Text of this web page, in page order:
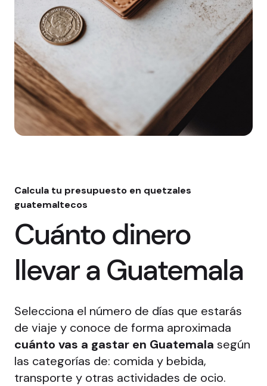
Calcula tu presupuesto en quetzales
guatemaltecos
Cuánto dinero
llevar a Guatemala
Selecciona el número de días que estarás
de viaje y conoce de forma aproximada
cuánto vas a gastar en Guatemala según
las categorías de: comida y bebida,
transporte y otras actividades de ocio.